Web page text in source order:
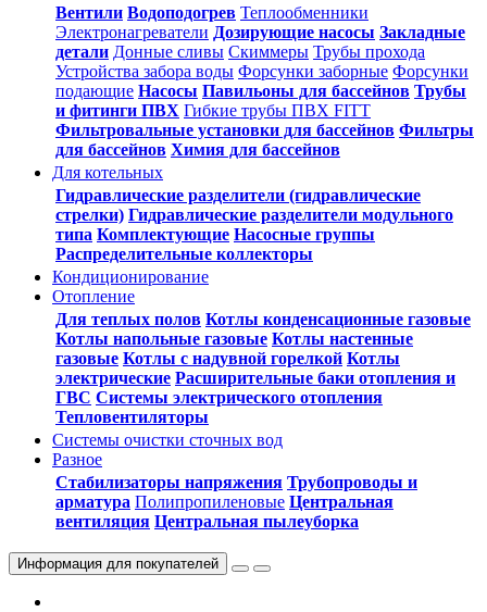
Вентили Водоподогрев Теплообменники
Электронагреватели Дозирующие насосы Закладные
детали Донные сливы Скиммеры Трубы прохода
Устройства забора воды Форсунки заборные Форсунки
подающие Насосы Павильоны для бассейнов Трубы
и фитинги ПВХ Гибкие трубы ПВХ FITT
Фильтровальные установки для бассейнов Фильтры
для бассейнов Химия для бассейнов
Для котельных
Гидравлические разделители (гидравлические
стрелки) Гидравлические разделители модульного
типа Комплектующие Насосные группы
Распределительные коллекторы
Кондиционирование
Отопление
Для теплых полов Котлы конденсационные газовые
Котлы напольные газовые Котлы настенные
газовые Котлы с надувной горелкой Котлы
электрические Расширительные баки отопления и
ГВС Системы электрического отопления
Тепловентиляторы
Системы очистки сточных вод
Разное
Стабилизаторы напряжения Трубопроводы и
арматура Полипропиленовые Центральная
вентиляция Центральная пылеуборка
Информация для покупателей